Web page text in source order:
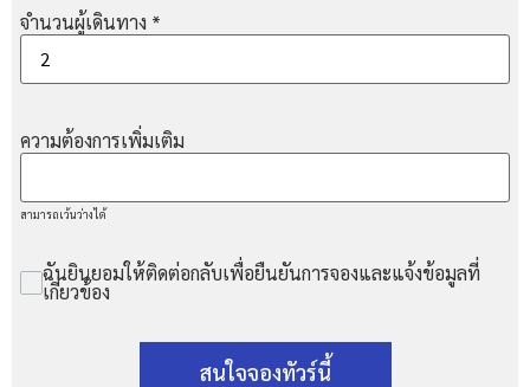
จำนวนผู้เดินทาง *
ความต้องการเพิ่มเติม
สามารถเว้นว่างได้
ฉันยินยอมให้ติดต่อกลับเพื่อยืนยันการจองและแจ้งข้อมูลที่
เกี่ยวข้อง
สนใจจองทัวร์นี้